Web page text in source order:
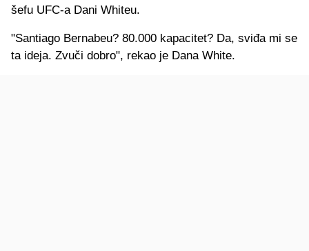
šefu UFC-a Dani Whiteu.
"Santiago Bernabeu? 80.000 kapacitet? Da, sviđa mi se
ta ideja. Zvuči dobro", rekao je Dana White.